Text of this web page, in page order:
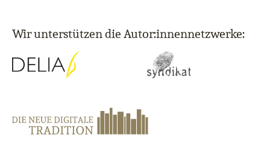
Wir unterstützen die Autor:innennetzwerke: